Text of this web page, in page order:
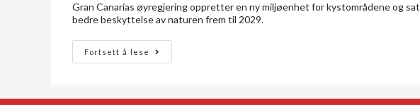
Gran Canarias øyregjering oppretter en ny miljøenhet for kystområdene og
bedre beskyttelse av naturen frem til 2029.
Fortsett å lese